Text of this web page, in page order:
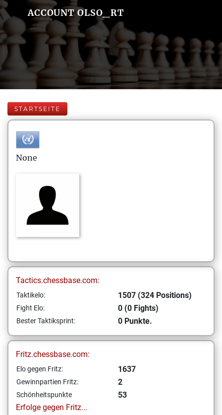
ACCOUNT OLSO_RT
STARTSEITE
None
Tactics.chessbase.com:
Taktikelo: 1507 (324 Positions)
Fight Elo: 0 (0 Fights)
Bester Taktiksprint: 0 Punkte.
Fritz.chessbase.com:
Elo gegen Fritz: 1637
Gewinnpartien Fritz: 2
Schönheitspunkte
53
Erfolge gegen Fritz...